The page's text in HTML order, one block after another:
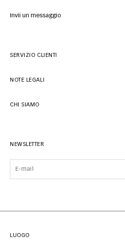
Invii un messaggio
SERVIZIO CLIENTI
NOTE LEGALI
CHI SIAMO
NEWSLETTER
LUOGO